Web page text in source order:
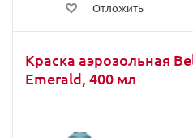
Отложить
Краска аэрозольная
Emerald, 400 мл